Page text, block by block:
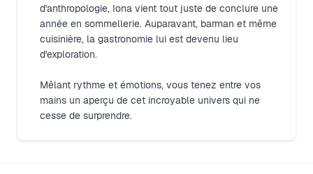
d'anthropologie, Iona vient tout juste de conclure une
année en sommellerie. Auparavant, barman et même
cuisinière, la gastronomie lui est devenu lieu
d'exploration.
Mêlant rythme et émotions, vous tenez entre vos
mains un aperçu de cet incroyable univers qui ne
cesse de surprendre.